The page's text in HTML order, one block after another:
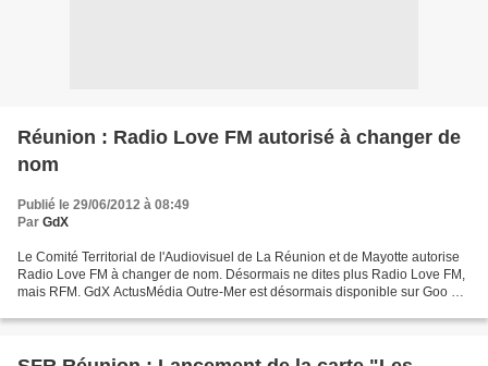
Réunion : Radio Love FM autorisé à changer de
nom
Publié le 29/06/2012 à 08:49
Par GdX
Le Comité Territorial de l'Audiovisuel de La Réunion et de Mayotte autorise
Radio Love FM à changer de nom. Désormais ne dites plus Radio Love FM,
mais RFM. GdX ActusMédia Outre-Mer est désormais disponible sur Goo g